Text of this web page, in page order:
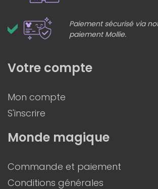
Paiement sécurisé via
paiement Mollie.
Monde magique
Commande et paiement
Conditions générales
Votre compte
Mon compte
S'inscrire